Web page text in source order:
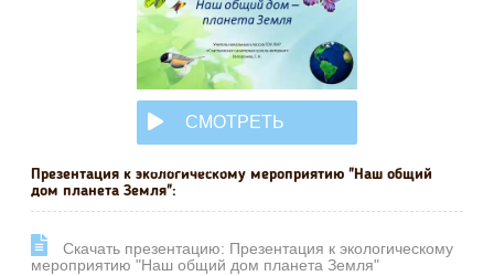
СМОТРЕТЬ
Презентация к экологическому мероприятию "Наш общий
дом планета Земля":
Cкачать презентацию: Презентация к экологическому
мероприятию "Наш общий дом планета Земля"